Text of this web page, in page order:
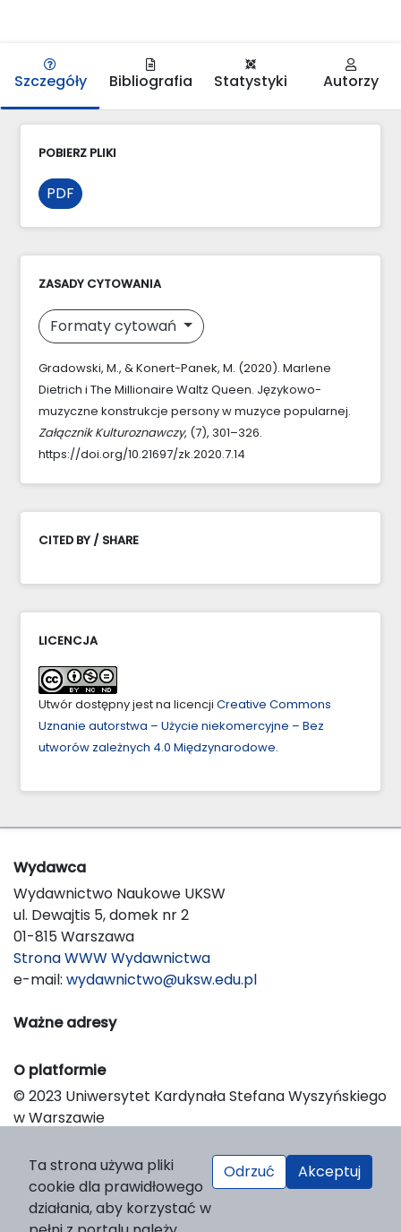
Szczegóły Bibliografia Statystyki Autorzy
POBIERZ PLIKI
PDF
ZASADY CYTOWANIA
Formaty cytowań
Gradowski, M., & Konert-Panek, M. (2020). Marlene
Dietrich i The Millionaire Waltz Queen. Językowo-
muzyczne konstrukcje persony w muzyce popularnej.
Załącznik Kulturoznawczy, (7), 301–326.
https://doi.org/10.21697/zk.2020.7.14
CITED BY / SHARE
LICENCJA
Utwór dostępny jest na licencji Creative Commons
Uznanie autorstwa – Użycie niekomercyjne – Bez
utworów zależnych 4.0 Międzynarodowe.
Wydawca
Wydawnictwo Naukowe UKSW
ul. Dewajtis 5, domek nr 2
01-815 Warszawa
Strona WWW Wydawnictwa
e-mail: wydawnictwo@uksw.edu.pl
Ważne adresy
O platformie
© 2023 Uniwersytet Kardynała Stefana Wyszyńskiego
w Warszawie
Platform & Workflow by OJS/PKP
Ta strona używa pliki
cookie dla prawidłowego
działania, aby korzystać w
Odrzuć Akceptuj